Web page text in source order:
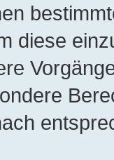
diese